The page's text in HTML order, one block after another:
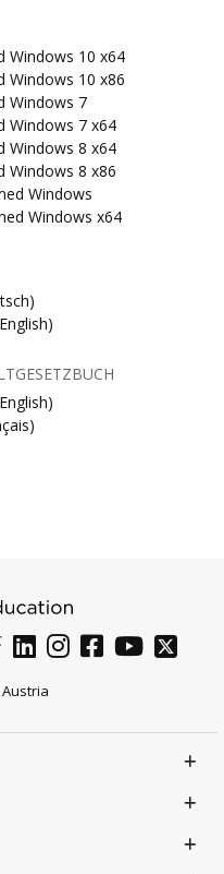
Windows 10 x64
Windows 10 x86
Windows 7
Windows 7 x64
Windows 8 x64
Windows 8 x86
Windows
Windows x64
Austria